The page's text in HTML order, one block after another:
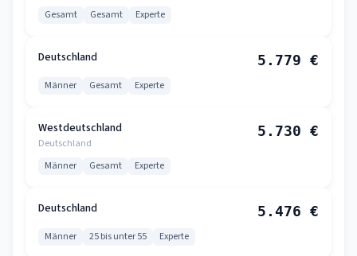
Gesamt Gesamt Experte
Deutschland 5.779 €
Männer Gesamt Experte
Westdeutschland
Deutschland
5.730 €
Männer Gesamt Experte
Deutschland 5.476 €
Männer 25 bis unter 55 Experte